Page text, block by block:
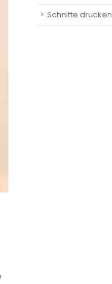
Schnitte drucken